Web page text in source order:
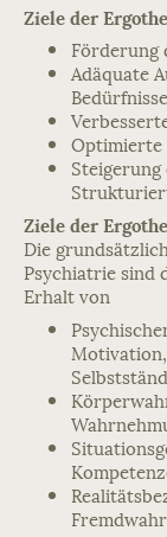
Ziele der
Förderung
Adäquate
Bedürfnisse
Optimierte
Ziele der
Die
Psychiatrie sind
Erhalt von